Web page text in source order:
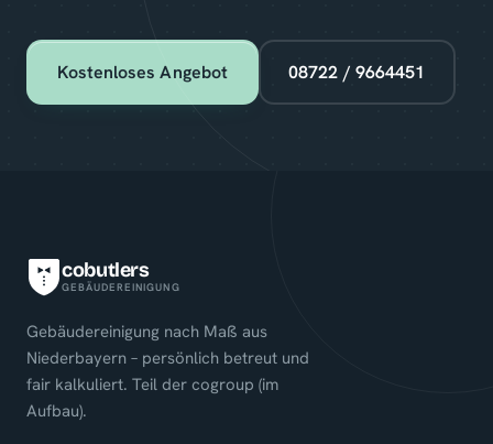
Kostenloses Angebot 08722 / 9664451
cobutlers
GEBÄUDEREINIGUNG
Gebäudereinigung nach Maß aus
Niederbayern – persönlich betreut und
fair kalkuliert. Teil der cogroup (im
Aufbau).